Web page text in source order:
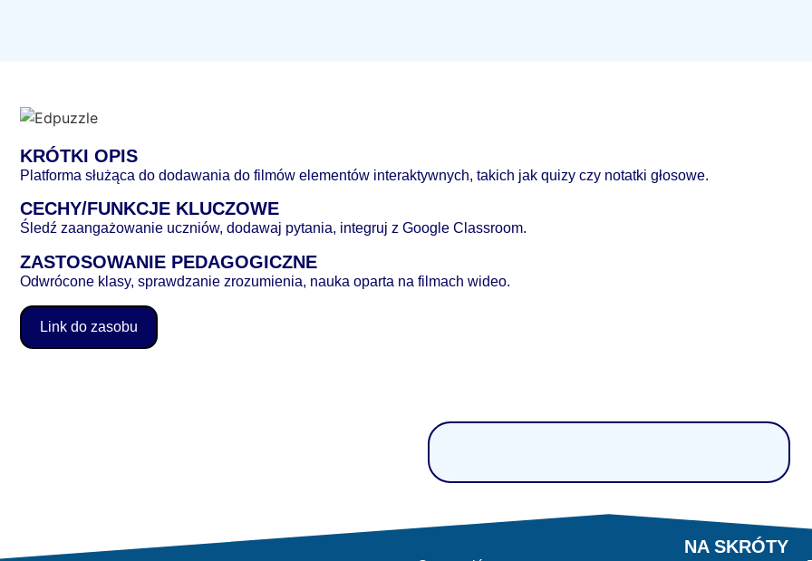
KRÓTKI OPIS
Platforma służąca do dodawania do filmów elementów interaktywnych, takich jak quizy czy notatki głosowe.
CECHY/FUNKCJE KLUCZOWE
Śledź zaangażowanie uczniów, dodawaj pytania, integruj z Google Classroom.
ZASTOSOWANIE PEDAGOGICZNE
Odwrócone klasy, sprawdzanie zrozumienia, nauka oparta na filmach wideo.
Link do zasobu
NA SKRÓTY